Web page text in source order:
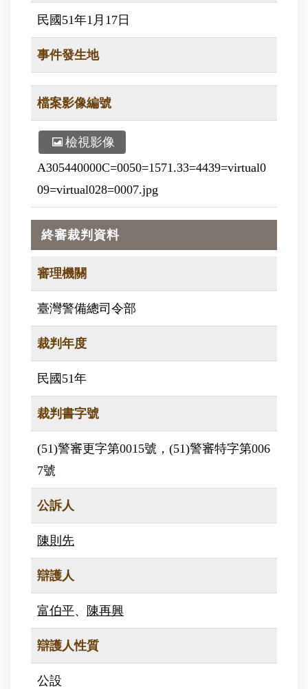
民國51年1月17日
事件發生地
檔案影像編號
檢視影像
A305440000C=0050=1571.33=4439=virtual0
09=virtual028=0007.jpg
終審裁判資料
審理機關
臺灣警備總司令部
裁判年度
民國51年
裁判書字號
(51)警審更字第0015號，(51)警審特字第006
7號
公訴人
陳則先
辯護人
富伯平、 陳再興
辯護人性質
公設